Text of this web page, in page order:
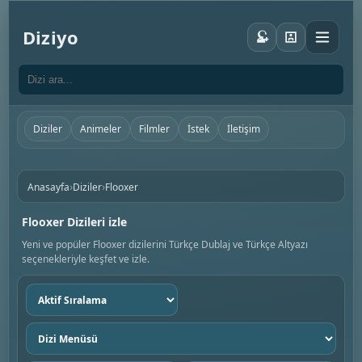
Diziyo
Diziler Animeler Filmler İstek İletişim
Anasayfa›Diziler›Flooxer
Flooxer Dizileri izle
Yeni ve popüler Flooxer dizilerini Türkçe Dublaj ve Türkçe Altyazı
seçenekleriyle keşfet ve izle.
Sıralama
seç
Dizi
menüsü